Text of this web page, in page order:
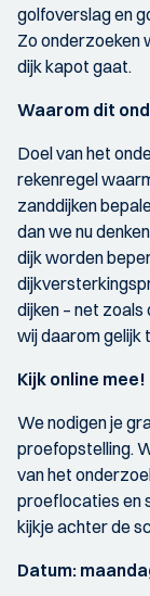
golfoverslag en
Zo onderzoeken
dijk kapot gaat.
Waarom dit
Doel van het
rekenregel
zanddijken
dan we nu
dijk worden
dijken – net
wij daarom gelijk
Kijk online mee!
We nodigen je
proefopstelling.
van het
proeflocaties en
kijkje achter de
Datum: